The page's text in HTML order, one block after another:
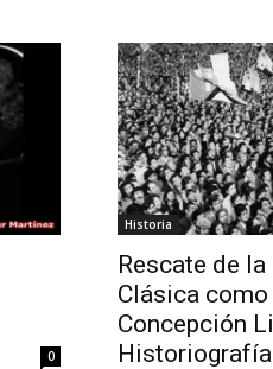
0
Historia
Rescate de
Clásica
Concepción